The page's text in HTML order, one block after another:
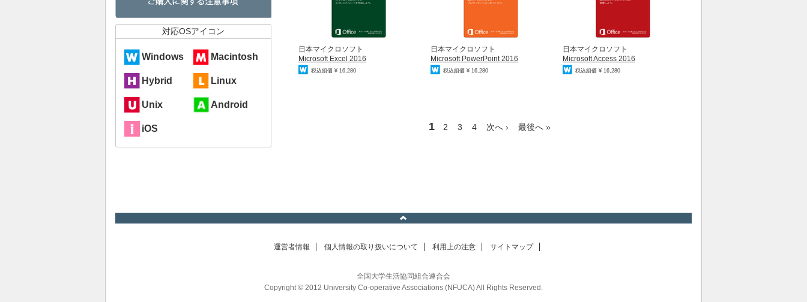
日本マイクロソフト
Microsoft Excel 2016
税込組価 ¥ 16,280
日本マイクロソフト
Microsoft PowerPoint 2016
税込組価 ¥ 16,280
日本マイクロソフト
Microsoft Access 2016
税込組価 ¥ 16,280
1 2 3 4 次へ › 最後へ »
対応OSアイコン
Windows Macintosh
Hybrid Linux
Unix Android
iOS
運営者情報 個人情報の取り扱いについて 利用上の注意 サイトマップ
全国大学生活協同組合連合会
Copyright © 2012 University Co-operative Associations (NFUCA) All Rights Reserved.